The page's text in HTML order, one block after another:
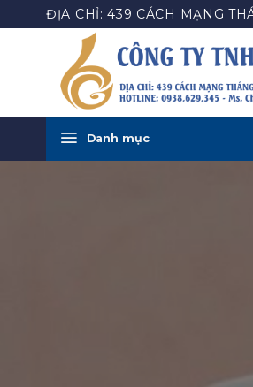
qua
ĐỊA CHỈ: 439 CÁCH MẠNG
Danh mục